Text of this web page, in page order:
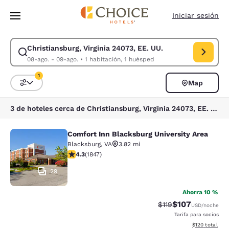
Pasar A Contenido Principal
Iniciar sesión
Christiansburg, Virginia 24073, EE. UU.
08-ago. - 09-ago.• 1 habitación, 1 huésped
Modificar la búsqueda de Christiansburg, Virginia 24073, EE. UU..
Ordenar y filtrar
1
Map
3 de hoteles cerca de Christiansburg, Virginia 24073, EE. UU. coinciden con tus filtros
Comfort Inn Blacksburg University
29
Comfort Inn Blacksburg University Area
Blacksburg, VA
3.82 mi
calificación de 4.25 estrellas. Excelente. 1847 reseñas
4.3(1847)
Ahorra 10 %
Precio tachado:
$119Precio con
$107USD/noche
Tarifa para socios
Ver detalles
$120 total